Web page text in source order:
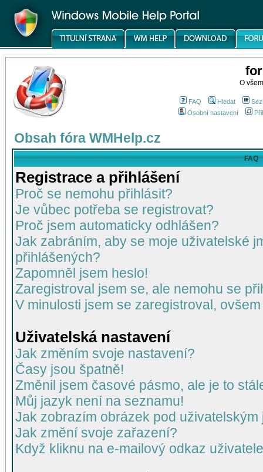
O
FAQ Hledat
Osobní nastavení
Obsah fóra WMHelp.cz
FAQ
Registrace a přihlášení
Proč se nemohu přihlásit?
Je vůbec potřeba se registrovat?
Proč jsem automaticky odhlášen?
Jak zabráním, aby se moje uživatelské
přihlášených?
Zapomněl jsem heslo!
Zaregistroval jsem se, ale nemohu se
V minulosti jsem se zaregistroval,
Uživatelská nastavení
Jak změním svoje nastavení?
Časy jsou špatně!
Změnil jsem časové pásmo, ale je to
Můj jazyk není na seznamu!
Jak zobrazím obrázek pod uživatelským
Jak změní svoje zařazení?
Když kliknu na e-mailový odkaz